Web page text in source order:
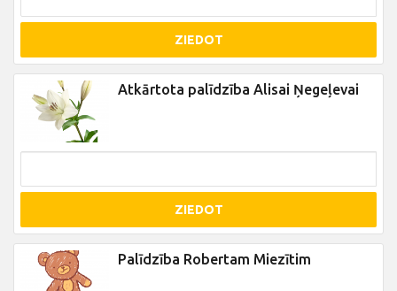
ZIEDOT
Atkārtota palīdzība Alisai Ņegeļevai
ZIEDOT
Palīdzība Robertam Miezītim